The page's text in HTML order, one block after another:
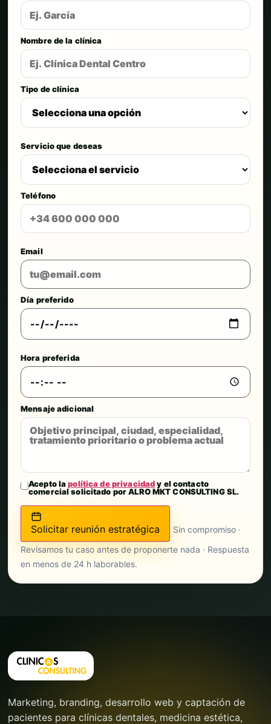
Nombre de la clínica
Tipo de clínica
Servicio que deseas
Teléfono
Email
Día preferido
Hora preferida
Mensaje adicional
Acepto lapolítica de privacidady el contacto
comercial solicitado por ALRO MKT CONSULTING SL.
Solicitar reunión estratégica
Sin compromiso ·
Revisamos tu caso antes de proponerte nada · Respuesta
en menos de 24 h laborables.
Marketing, branding, desarrollo web y captación de
pacientes para clínicas dentales, medicina estética,